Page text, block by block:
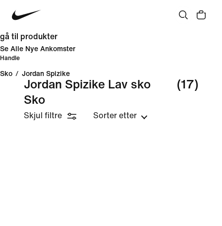
gå til produkter
Se Alle Nye Ankomster
Handle
Sko / Jordan Spizike
Jordan Spizike Lav sko
Sko
(17)
Skjul filtre Sorter etter